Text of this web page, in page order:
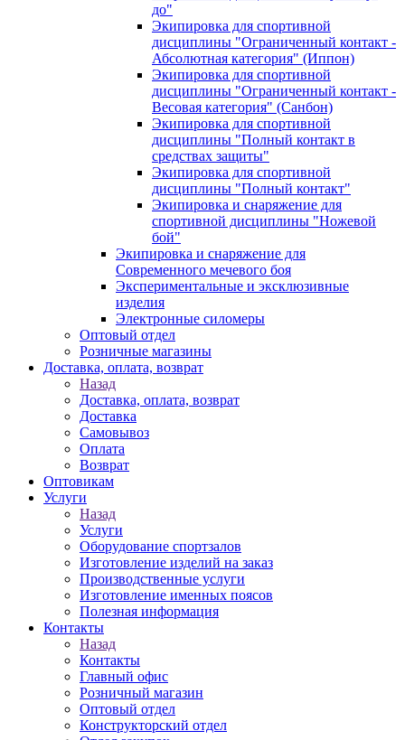
до"
Экипировка для спортивной
дисциплины "Ограниченный контакт -
Абсолютная категория" (Иппон)
Экипировка для спортивной
дисциплины "Ограниченный контакт -
Весовая категория" (Санбон)
Экипировка для спортивной
дисциплины "Полный контакт в
средствах защиты"
Экипировка для спортивной
дисциплины "Полный контакт"
Экипировка и снаряжение для
спортивной дисциплины "Ножевой
бой"
Экипировка и снаряжение для
Современного мечевого боя
Экспериментальные и эксклюзивные
изделия
Электронные силомеры
Оптовый отдел
Розничные магазины
Доставка, оплата, возврат
Назад
Доставка, оплата, возврат
Доставка
Самовывоз
Оплата
Возврат
Оптовикам
Услуги
Назад
Услуги
Оборудование спортзалов
Изготовление изделий на заказ
Производственные услуги
Изготовление именных поясов
Полезная информация
Контакты
Назад
Контакты
Главный офис
Розничный магазин
Оптовый отдел
Конструкторский отдел